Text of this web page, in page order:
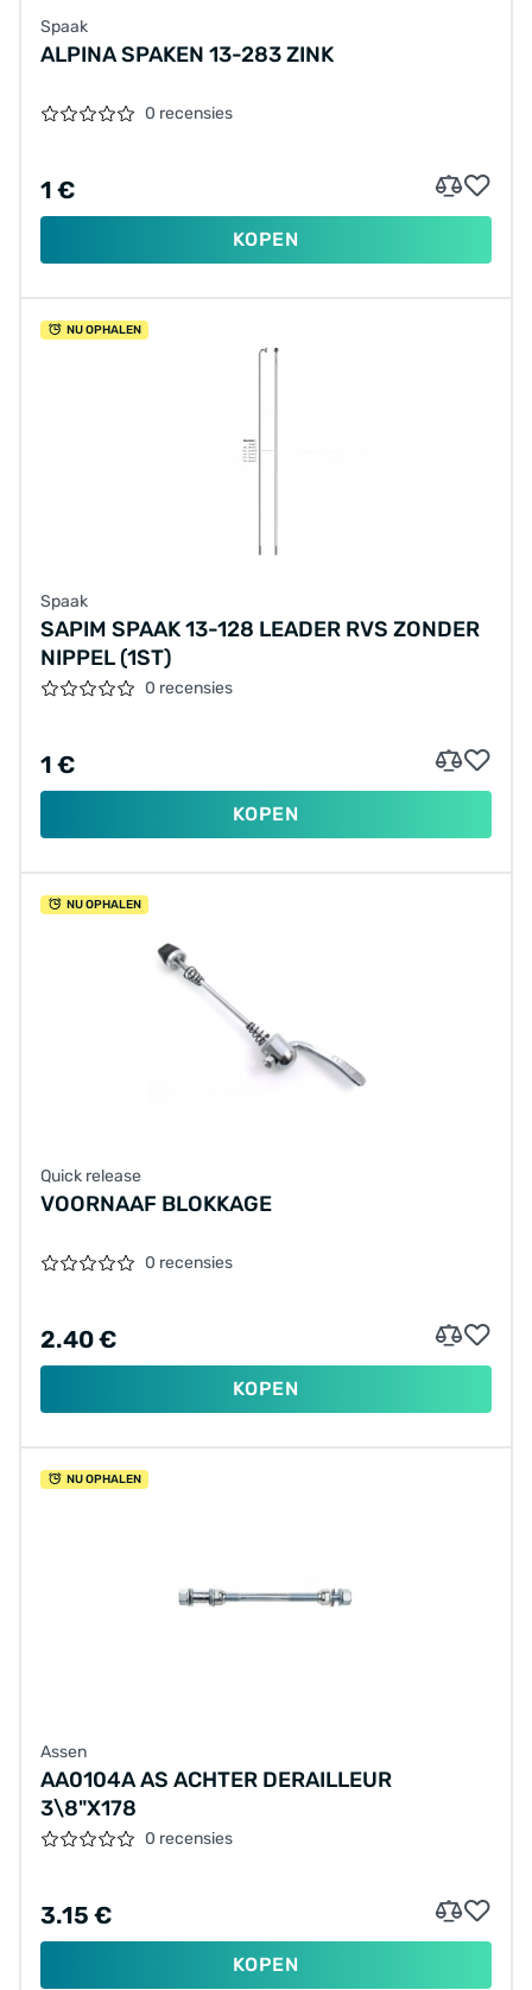
Spaak
ALPINA SPAKEN 13-283 ZINK
0 recensies
1 €
KOPEN
NU OPHALEN
Spaak
SAPIM SPAAK 13-128 LEADER RVS ZONDER
NIPPEL (1ST)
0 recensies
1 €
KOPEN
NU OPHALEN
Quick release
VOORNAAF BLOKKAGE
0 recensies
2.40 €
KOPEN
NU OPHALEN
Assen
AA0104A AS ACHTER DERAILLEUR
3\8"X178
0 recensies
3.15 €
KOPEN